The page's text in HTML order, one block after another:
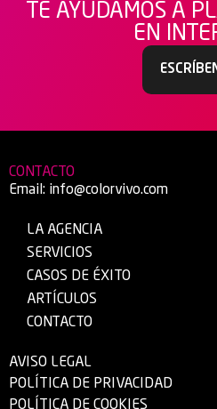
TE AYUDAMOS A
EN
CONTACTO
Email: info@colorvivo.com
LA AGENCIA
SERVICIOS
CASOS DE ÉXITO
ARTÍCULOS
CONTACTO
AVISO LEGAL
POLÍTICA DE PRIVACIDAD
POLÍTICA DE COOKIES